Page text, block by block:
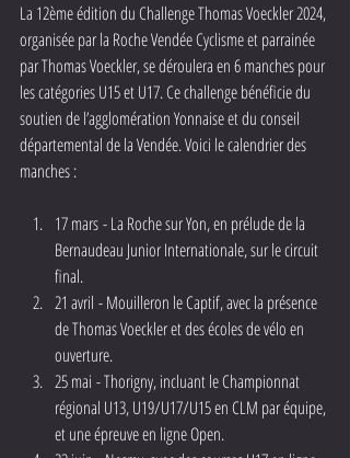
La 12ème édition du Challenge Thomas Voeckler 2024,
organisée par la Roche Vendée Cyclisme et parrainée
par Thomas Voeckler, se déroulera en 6 manches pour
les catégories U15 et U17. Ce challenge bénéficie du
soutien de l’agglomération Yonnaise et du conseil
départemental de la Vendée. Voici le calendrier des
manches :
17 mars - La Roche sur Yon, en prélude de la
Bernaudeau Junior Internationale, sur le circuit
final.
21 avril - Mouilleron le Captif, avec la présence
de Thomas Voeckler et des écoles de vélo en
ouverture.
25 mai - Thorigny, incluant le Championnat
régional U13, U19/U17/U15 en CLM par équipe,
et une épreuve en ligne Open.